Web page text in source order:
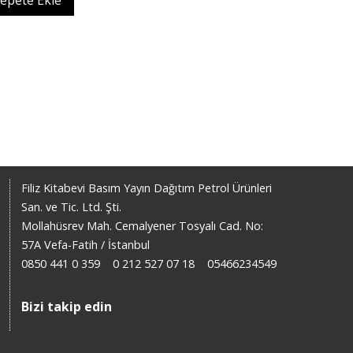
Filiz Kitabevi Basım Yayın Dağıtım Petrol Ürünleri
San. ve Tic. Ltd. Şti.
Mollahüsrev Mah. Cemalyener Tosyalı Cad. No:
57A Vefa-Fatih / İstanbul
0850 441 0 359
0 212 527 07 18 05466234549
Bizi takip edin